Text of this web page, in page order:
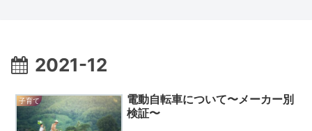
2021-12
子育て
電動自転車について〜メーカー別
検証〜